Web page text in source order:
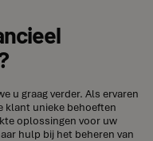
u graag verder. Als ervaren
klant unieke behoeften
oplossingen voor uw
hulp bij het beheren van